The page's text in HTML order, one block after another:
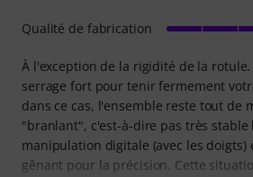
À l'exception de la rigidité de la
serrage fort pour tenir fermement
dans ce cas, l'ensemble reste tout de
"branlant", c'est-à-dire pas très stable
manipulation digitale (avec les doigts)
gênant pour la précision. Cette
Qualité de fabrication